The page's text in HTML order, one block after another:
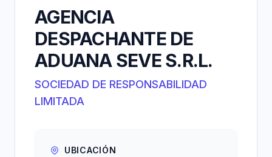
AGENCIA
DESPACHANTE DE
ADUANA SEVE S.R.L.
SOCIEDAD DE RESPONSABILIDAD
LIMITADA
UBICACIÓN